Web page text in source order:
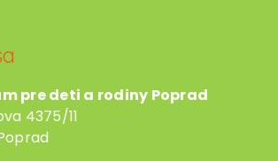
pre deti a rodiny Poprad
4375/11